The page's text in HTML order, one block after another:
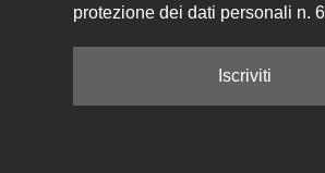
protezione dei dati personali n.